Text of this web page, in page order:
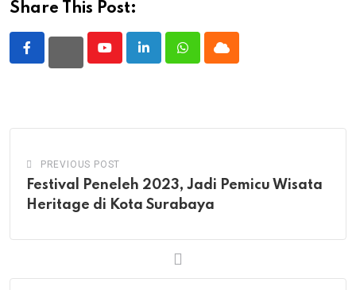
Share This Post:
YoutubeLinkedInWhatsappCloud
PREVIOUS POST
Festival Peneleh 2023, Jadi Pemicu Wisata
Heritage di Kota Surabaya